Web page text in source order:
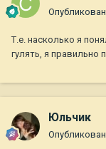
Т.е. насколько я
гулять, я правильно
Юльчик